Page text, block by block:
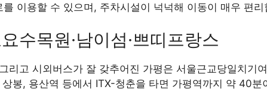
이용할 수 있으며, 주차시설이 넉넉해 이동이 매우 편리
수목원·남이섬·쁘띠프랑스
리고 시외버스가 잘 갖추어진 가평은 서울근교당일치기
봉, 용산역 등에서 ITX-청춘을 타면 가평역까지 약 40분